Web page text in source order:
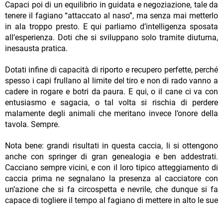
Capaci poi di un equilibrio in guidata e negoziazione, tale da
tenere il fagiano “attaccato al naso”, ma senza mai metterlo
in ala troppo presto. E qui parliamo d’intelligenza sposata
all’esperienza. Doti che si sviluppano solo tramite diuturna,
inesausta pratica.
Dotati infine di capacità di riporto e recupero perfette, perché
spesso i capi frullano al limite del tiro e non di rado vanno a
cadere in rogare e botri da paura. E qui, o il cane ci va con
entusiasmo e sagacia, o tal volta si rischia di perdere
malamente degli animali che meritano invece l’onore della
tavola. Sempre.
Nota bene: grandi risultati in questa caccia, li si ottengono
anche con springer di gran genealogia e ben addestrati.
Cacciano sempre vicini, e con il loro tipico atteggiamento di
caccia prima ne segnalano la presenza al cacciatore con
un’azione che si fa circospetta e nevrile, che dunque si fa
capace di togliere il tempo al fagiano di mettere in alto le sue